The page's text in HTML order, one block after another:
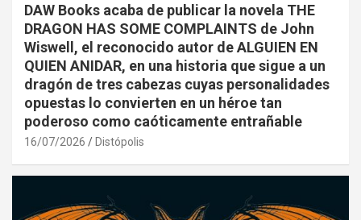
DAW Books acaba de publicar la novela THE
DRAGON HAS SOME COMPLAINTS de John
Wiswell, el reconocido autor de ALGUIEN EN
QUIEN ANIDAR, en una historia que sigue a un
dragón de tres cabezas cuyas personalidades
opuestas lo convierten en un héroe tan
poderoso como caóticamente entrañable
16/07/2026 Distópolis